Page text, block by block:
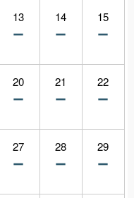
13 14 15
20 21 22
27 28 29